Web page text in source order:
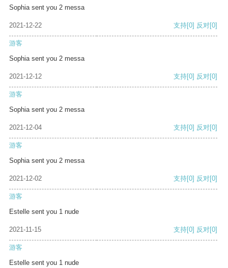
Sophia sent you 2 messa
2021-12-22 支持[0] 反对[0]
游客
Sophia sent you 2 messa
2021-12-12 支持[0] 反对[0]
游客
Sophia sent you 2 messa
2021-12-04 支持[0] 反对[0]
游客
Sophia sent you 2 messa
2021-12-02 支持[0] 反对[0]
游客
Estelle sent you 1 nude
2021-11-15 支持[0] 反对[0]
游客
Estelle sent you 1 nude